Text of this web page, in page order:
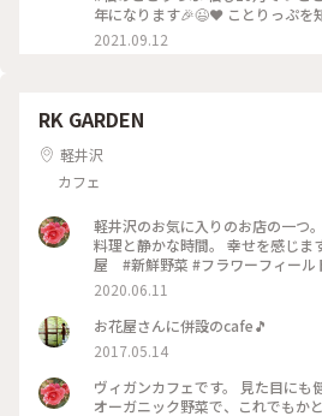
年になります🎉😉❤️ ことりっぷを知る前の旅は…… 名所旧
跡、寺社、古道、祭……などを巡
しましょ……そんな旅でした。 ことりっぷを始めたばかりの
見られますよ(^_^)v ユーザーさんの投稿を見たときの衝撃🤩
うわっ(゜ロ゜; 何て素敵なカフェ☕️😌✨‼️ ちょうど諏
りをしたかったので、ここも予定に入れよう
にするなんて今までの旅にはなかったんで
旅は、素敵なカフェや食事処を旅
チン接種が終了したので、これか
♪♪♪ #諏訪大社上社本宮 #私のことりっぷ原点 #ここから旅
が変わった
2021.09.12
RK GARDEN
軽井沢
カフェ
軽井沢のお気に入りのお店の一つ
料理と静かな時間。 幸せを感じます。 #軽井沢 #花と緑
屋 #新鮮野菜 #フラワーフィー
2020.06.11
お花屋さんに併設のcafe🎵
2017.05.14
ヴィガンカフェです。 見た目にも
オーガニック野菜で、これでもか